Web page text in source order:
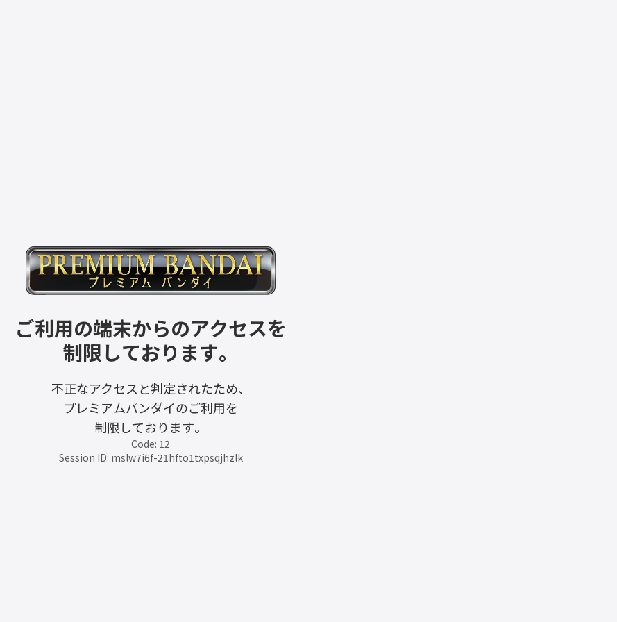
ご利用の端末からのアクセスを
制限しております。
不正なアクセスと判定されたため、
プレミアムバンダイのご利用を
制限しております。
Code: 12
Session ID: mslw7i6f-21hfto1txpsqjhzlk